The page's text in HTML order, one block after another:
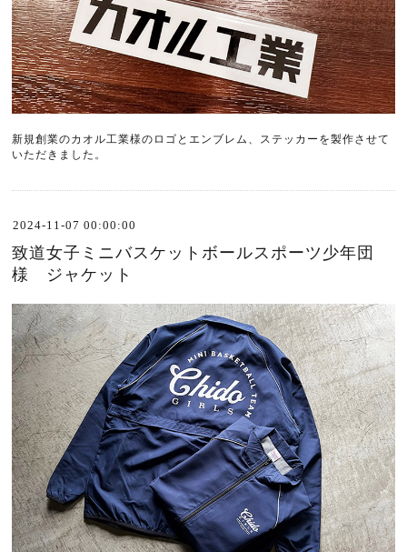
新規創業のカオル工業様のロゴとエンブレム、ステッカーを製作させて
いただきました。
2024-11-07 00:00:00
致道女子ミニバスケットボールスポーツ少年団
様 ジャケット